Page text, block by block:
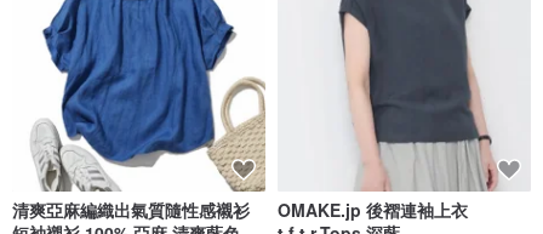
清爽亞麻編織出氣質隨性感襯衫
OMAKE.jp 後褶連袖上衣